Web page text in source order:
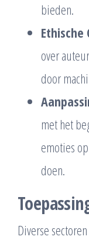
bieden.
over
door
met het
emoties
doen.
Diverse